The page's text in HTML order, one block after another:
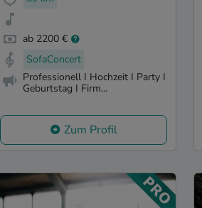
ab 2200 €
SofaConcert
Professionell I Hochzeit I Party I
Geburtstag I Firm...
Zum Profil